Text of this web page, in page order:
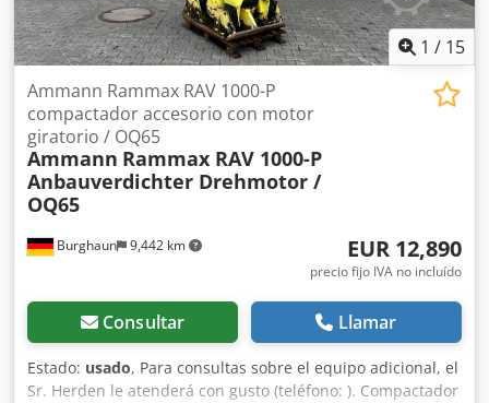
1 / 15
Burghaun 9,442 km
Ammann Rammax RAV 1000-P
compactador accesorio con motor
giratorio / OQ65
Ammann Rammax RAV 1000-P
Anbauverdichter Drehmotor /
OQ65
EUR 12,890
precio fijo IVA no incluído
Consultar Llamar
Estado: usado, Para consultas sobre el equipo adicional, el
Sr. Herden le atenderá con gusto (teléfono: ). Compactador